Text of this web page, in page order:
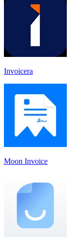
Invoicera
Moon Invoice